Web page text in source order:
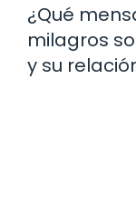
¿Qué
milagros
y su